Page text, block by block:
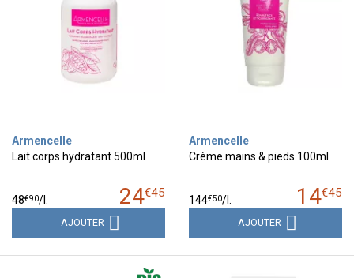
Armencelle
Lait corps hydratant 500ml
24€45
48€90/
AJOUTER
Armencelle
Crème mains & pieds 100ml
14€45
144€50/
AJOUTER